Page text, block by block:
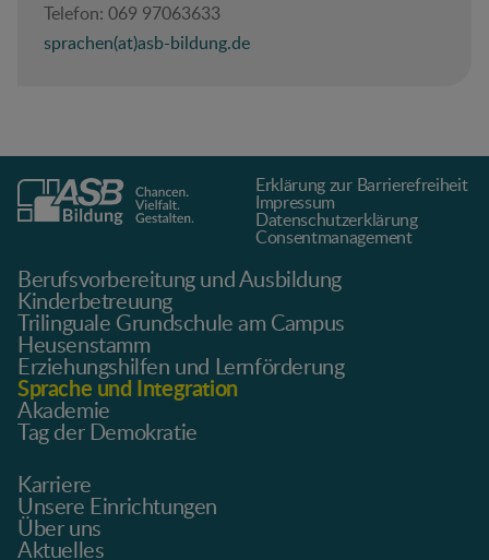
Telefon: 069 97063633
sprachen(at)asb-bildung.de
Erklärung zur Barrierefreiheit
Impressum
Datenschutz­erklärung
Consentmanagement
Berufsvorbereitung und Ausbildung
Kinderbetreuung
Trilinguale Grundschule am Campus
Heusenstamm
Erziehungshilfen und Lernförderung
Sprache und Integration
Akademie
Tag der Demokratie
Karriere
Unsere Einrichtungen
Über uns
Aktuelles